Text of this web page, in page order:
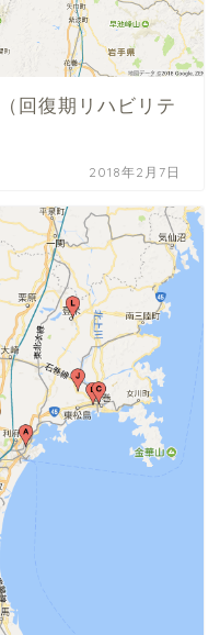
回復期リハビリテ
2018年2月7日